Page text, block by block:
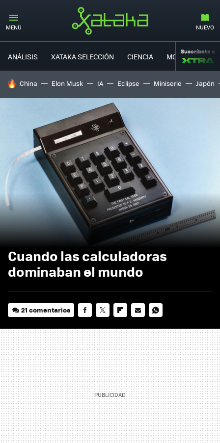
MENÚ NUEVO
ANÁLISIS XATAKA SELECCIÓN CIENCIA MOVILIDAD
Suscríbete a
HOY SE HABLA DE
China Elon Musk IA Eclipse Miniserie Japón
Cuando las calculadoras
dominaban el mundo
21 comentarios
MAIL